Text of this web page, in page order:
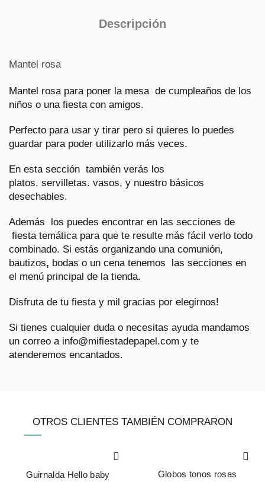
Descripción
Mantel rosa
Mantel rosa para poner la mesa de cumpleaños de los
niños o una fiesta con amigos.
Perfecto para usar y tirar pero si quieres lo puedes
guardar para poder utilizarlo más veces.
En esta sección también verás los
platos, servilletas. vasos, y nuestro básicos
desechables.
Además los puedes encontrar en las secciones de
fiesta temática para que te resulte más fácil verlo todo
combinado. Si estás organizando una comunión,
bautizos, bodas o un cena tenemos las secciones en
el menú principal de la tienda.
Disfruta de tu fiestay mil gracias por elegirnos!
Si tienes cualquier duda o necesitas ayuda mandamos
un correo a info@mifiestadepapel.com y te
atenderemos encantados.
OTROS CLIENTES TAMBIÉN COMPRARON
Guirnalda Hello baby
Globos tonos rosas